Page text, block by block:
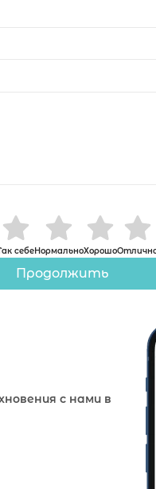
себеНормальноХорошо
Продолжить
с нами в